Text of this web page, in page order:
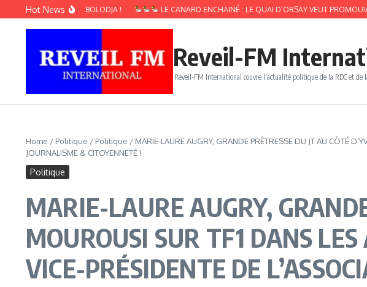
Aller au contenu
Hot News
À ALAIN BOLODJA ! LE CANARD ENCHAINÉ : LE QUAI D’ORSAY VEUT PROMOUVOIR LA
Reveil-FM
Reveil-FM International couvre l'actualité politique de la RDC et de
Home / Politique / Politique / MARIE-LAURE AUGRY, GRANDE PRÊTRESSE DU JT AU CÔTÉ
JOURNALISME & CITOYENNETÉ !
Politique
MARIE-LAURE AUGRY,
MOUROUSI SUR TF1 DANS
VICE-PRÉSIDENTE DE